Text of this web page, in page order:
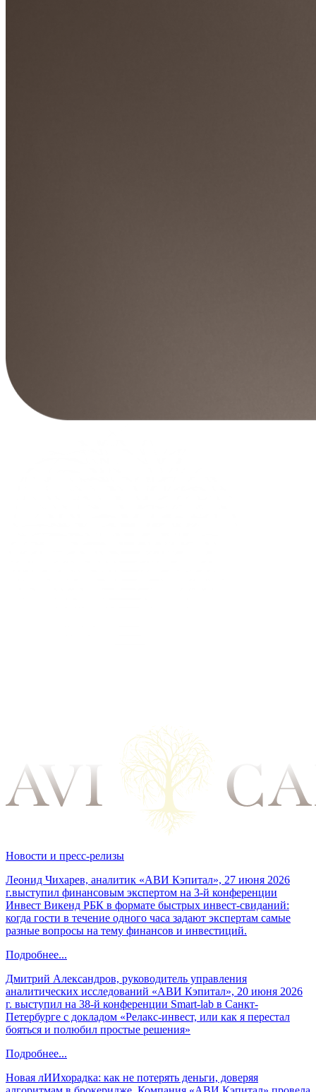
Новости и пресс-релизы
Леонид Чихарев, аналитик «АВИ Кэпитал», 27 июня 2026
г.выступил финансовым экспертом на 3-й конференции
Инвест Викенд РБК в формате быстрых инвест-свиданий:
когда гости в течение одного часа задают экспертам самые
разные вопросы на тему финансов и инвестиций.
Подробнее...
Дмитрий Александров, руководитель управления
аналитических исследований «АВИ Кэпитал», 20 июня 2026
г. выступил на 38-й конференции Smart-lab в Санкт-
Петербурге с докладом «Релакс-инвест, или как я перестал
бояться и полюбил простые решения»
Подробнее...
Новая лИИхорадка: как не потерять деньги, доверяя